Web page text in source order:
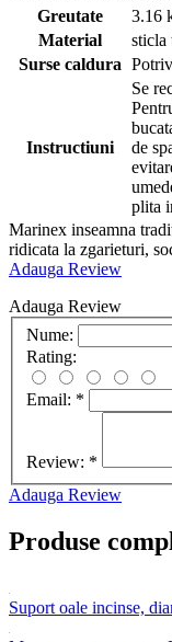
Greutate
3.16
Material
sticla
Surse caldura
Instructiuni
Se
de
plita
Marinex inseamna
ridicata la zgarieturi,
Adauga Review
Adauga Review
Nume:
Rating:
Email: *
Review: *
Adauga Review
Produse
Suport oale incinse,